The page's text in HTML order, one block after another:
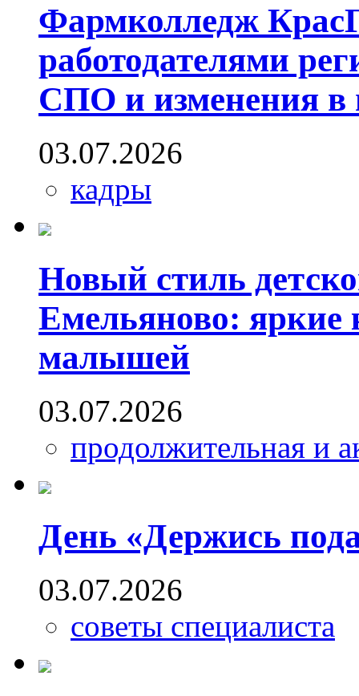
Фармколледж
работодателями
СПО и изменения в
03.07.2026
кадры
Новый стиль
Емельяново: яркие
малышей
03.07.2026
продолжительная и
День «Держись
03.07.2026
советы специалиста